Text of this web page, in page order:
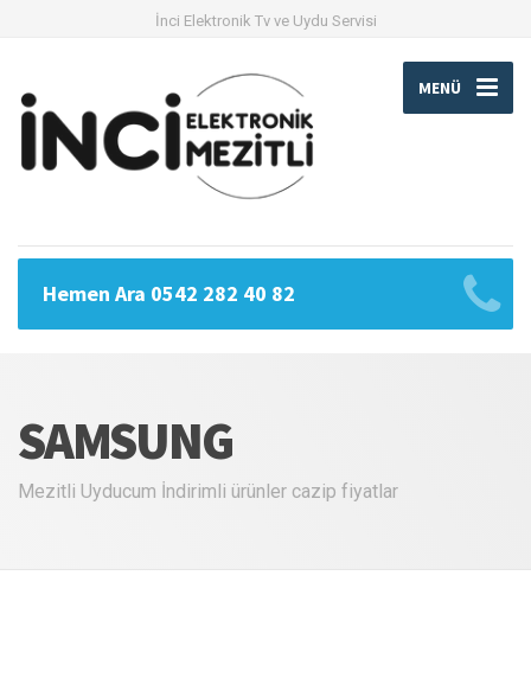
İnci Elektronik Tv ve Uydu Servisi
MENÜ
Hemen Ara 0542 282 40 82
SAMSUNG
Mezitli Uyducum İndirimli ürünler cazip fiyatlar